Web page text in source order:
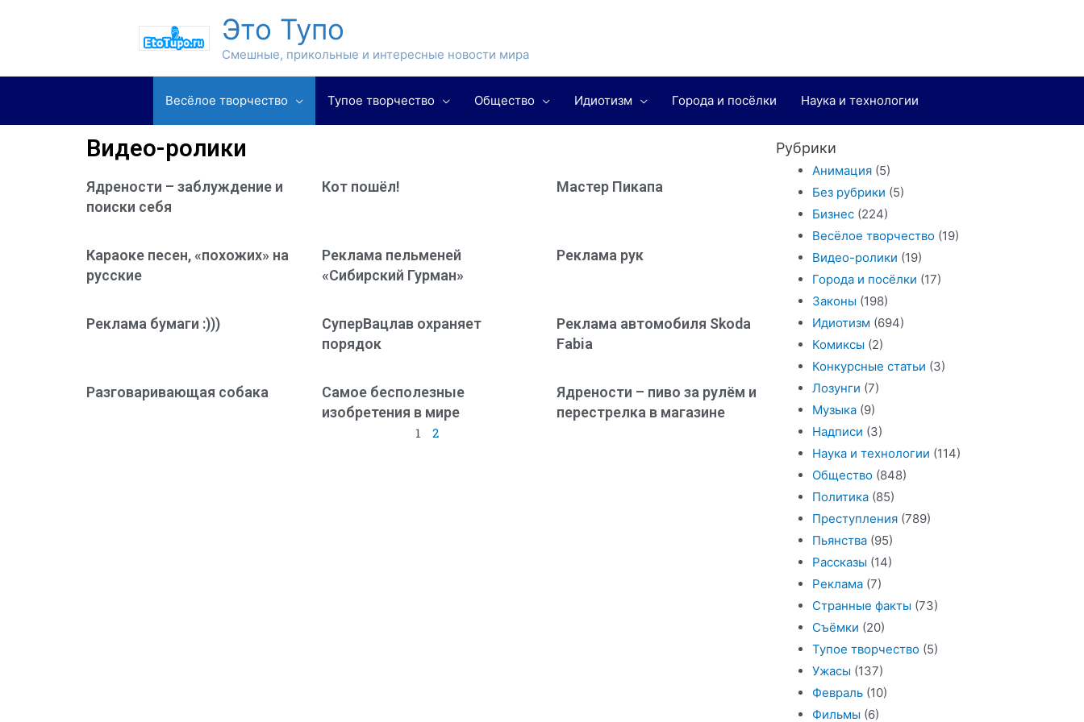
Это Тупо
Смешные, прикольные и интересные новости мира
Весёлое творчество Тупое творчество Общество Идиотизм Города и посёлки Наука и технологии
Видео-ролики
Ядрености – заблуждение и
поиски себя
Кот пошёл! Мастер Пикапа
Караоке песен, «похожих» на
русские
Реклама пельменей
«Сибирский Гурман»
Реклама рук
Реклама бумаги :)))
СуперВацлав охраняет
порядок
Реклама автомобиля Skoda
Fabia
Разговаривающая собака
Самое бесполезные
изобретения в мире
Ядрености – пиво за рулём и
перестрелка в магазине
1 2
Рубрики
Анимация (5)
Без рубрики (5)
Бизнес (224)
Весёлое творчество (19)
Видео-ролики (19)
Города и посёлки (17)
Законы (198)
Идиотизм (694)
Комиксы (2)
Конкурсные статьи (3)
Лозунги (7)
Музыка (9)
Надписи (3)
Наука и технологии (114)
Общество (848)
Политика (85)
Преступления (789)
Пьянства (95)
Рассказы (14)
Реклама (7)
Странные факты (73)
Съёмки (20)
Тупое творчество (5)
Ужасы (137)
Февраль (10)
Фильмы (6)